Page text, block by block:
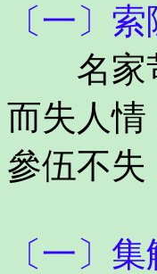
〔一〕
名家苛
而失人情
參伍不
〔一〕